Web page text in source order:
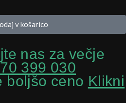
v košarico
nas za večje
399 030
boljšo ceno Klikni